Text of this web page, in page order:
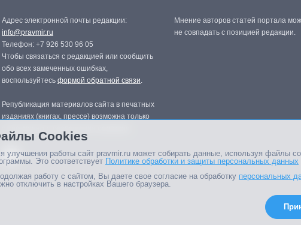
Адрес электронной почты редакции:
info@pravmir.ru
Телефон: +7 926 530 96 05
Чтобы связаться с редакцией или сообщить
обо всех замеченных ошибках,
воспользуйтесь формой обратной связи.
Републикация материалов сайта в печатных
изданиях (книгах, прессе) возможна только
Мнение авторов статей портала
не совпадать с позицией редакции.
Cookies
улучшения работы сайт pravmir.ru может собирать данные, используя файлы
Это соответствует Политике обработки и защиты персональных данных
работу с сайтом, Вы даете свое согласие на обработку персональных
отключить в настройках Вашего браузера.